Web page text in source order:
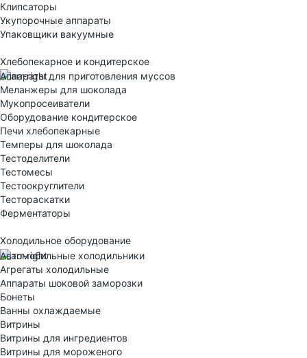
Клипсаторы
Укупорочные аппараты
Упаковщики вакуумные
Хлебопекарное и кондитерское
Аппараты для приготовления муссов
Меланжеры для шоколада
Мукопросеиватели
Оборудование кондитерское
Печи хлебопекарные
Темперы для шоколада
Тестоделители
Тестомесы
Тестоокруглители
Тестораскатки
Ферментаторы
Холодильное оборудование
Автомобильные холодильники
Агрегаты холодильные
Аппараты шоковой заморозки
Бонеты
Ванны охлаждаемые
Витрины
Витрины для ингредиентов
Витрины для мороженого